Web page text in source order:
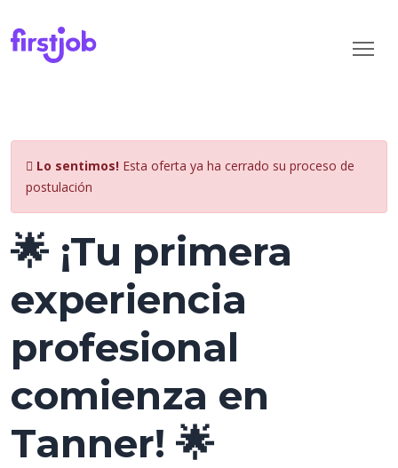
Lo sentimos! Esta oferta ya ha cerrado su proceso de
postulación
🌟 ¡Tu primera
experiencia
profesional
comienza en
Tanner! 🌟